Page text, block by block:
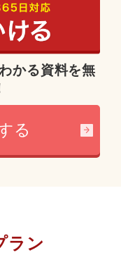
かる資料を無
る
ラン